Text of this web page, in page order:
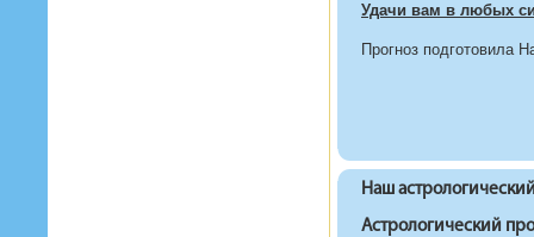
Удачи вам в любых
Прогноз подготовила
Наш
Астрологический